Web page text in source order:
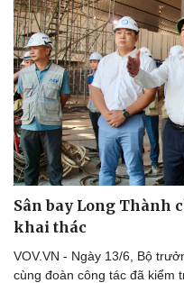
Sân bay Long Thành
khai thác
VOV.VN - Ngày 13/6, Bộ
cùng đoàn công tác đã kiểm